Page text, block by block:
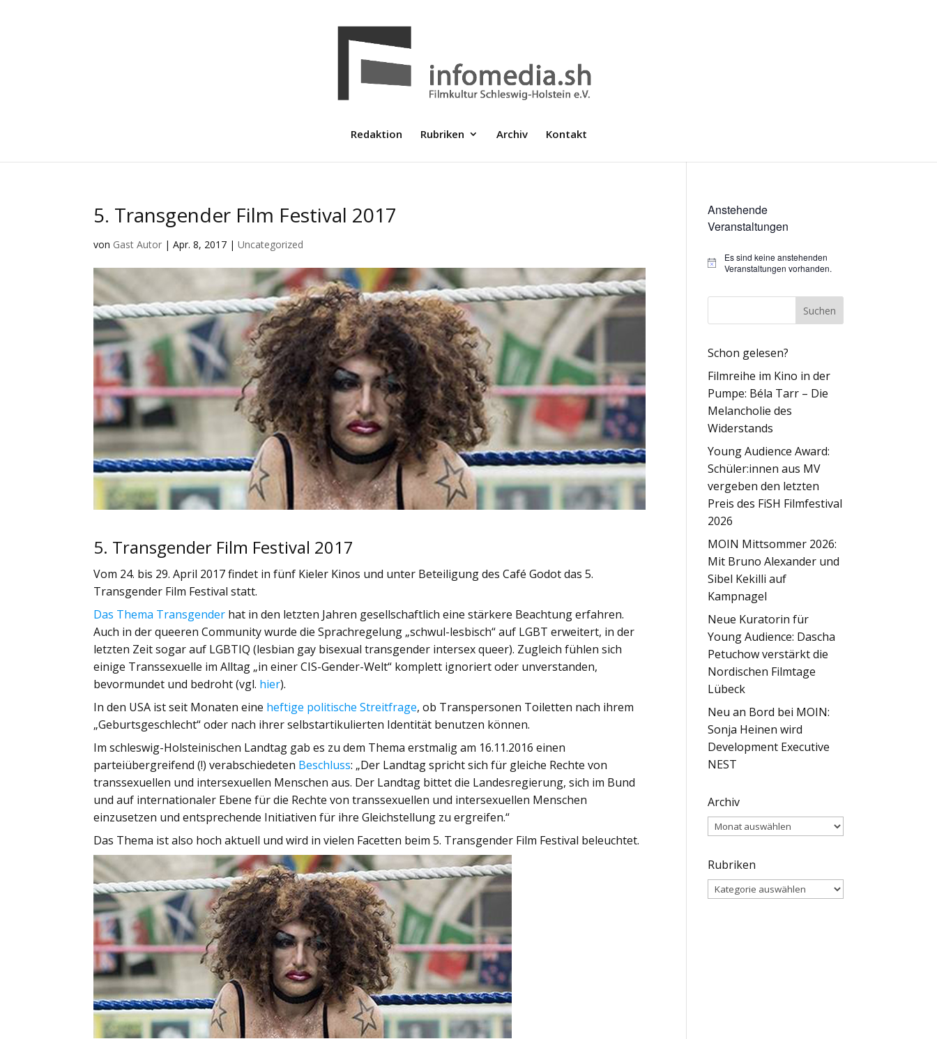
Redaktion Rubriken Archiv Kontakt
5. Transgender Film Festival 2017
von Gast Autor |Apr. 8, 2017 |Uncategorized
5. Transgender Film Festival 2017
Vom 24. bis 29. April 2017 findet in fünf Kieler Kinos und unter Beteiligung des Café Godot das 5.
Transgender Film Festival statt.
Das Thema Transgender hat in den letzten Jahren gesellschaftlich eine stärkere Beachtung erfahren.
Auch in der queeren Community wurde die Sprachregelung „schwul-lesbisch“ auf LGBT erweitert, in der
letzten Zeit sogar auf LGBTIQ (lesbian gay bisexual transgender intersex queer). Zugleich fühlen sich
einige Transsexuelle im Alltag „in einer CIS-Gender-Welt“ komplett ignoriert oder unverstanden,
bevormundet und bedroht (vgl. hier).
In den USA ist seit Monaten eine heftige politische Streitfrage, ob Transpersonen Toiletten nach ihrem
„Geburtsgeschlecht“ oder nach ihrer selbstartikulierten Identität benutzen können.
Im schleswig-Holsteinischen Landtag gab es zu dem Thema erstmalig am 16.11.2016 einen
parteiübergreifend (!) verabschiedeten Beschluss: „Der Landtag spricht sich für gleiche Rechte von
transsexuellen und intersexuellen Menschen aus. Der Landtag bittet die Landesregierung, sich im Bund
und auf internationaler Ebene für die Rechte von transsexuellen und intersexuellen Menschen
einzusetzen und entsprechende Initiativen für ihre Gleichstellung zu ergreifen.“
Das Thema ist also hoch aktuell und wird in vielen Facetten beim 5. Transgender Film Festival beleuchtet.
Anstehende
Veranstaltungen
Hinweis
Es sind keine anstehenden
Veranstaltungen vorhanden.
Schon gelesen?
Filmreihe im Kino in der
Pumpe: Béla Tarr – Die
Melancholie des
Widerstands
Young Audience Award:
Schüler:innen aus MV
vergeben den letzten
Preis des FiSH Filmfestival
2026
MOIN Mittsommer 2026:
Mit Bruno Alexander und
Sibel Kekilli auf
Kampnagel
Neue Kuratorin für
Young Audience: Dascha
Petuchow verstärkt die
Nordischen Filmtage
Lübeck
Neu an Bord bei MOIN:
Sonja Heinen wird
Development Executive
NEST
Archiv
Archiv
Rubriken
Rubriken